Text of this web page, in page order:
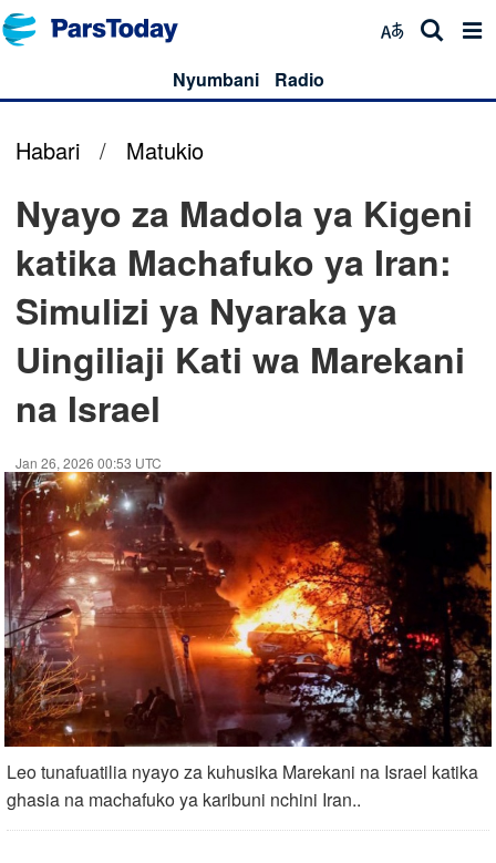
Nyumbani Radio
Habari / Matukio
Nyayo za Madola ya Kigeni
katika Machafuko ya Iran:
Simulizi ya Nyaraka ya
Uingiliaji Kati wa Marekani
na Israel
Jan 26, 2026 00:53 UTC
Leo tunafuatilia nyayo za kuhusika Marekani na Israel katika
ghasia na machafuko ya karibuni nchini Iran..